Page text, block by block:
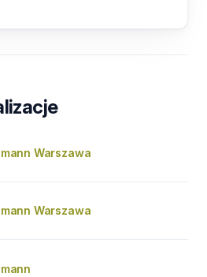
Warszawa
Warszawa